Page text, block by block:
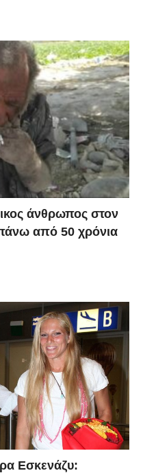
άνθρωπος στον
από 50 χρόνια
Εσκενάζυ: